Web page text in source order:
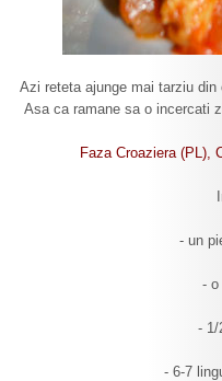
Azi reteta ajunge mai tarziu
Asa ca ramane sa o incercati
Faza Croaziera (PL),
- un
- o
- 1/
- 6-7